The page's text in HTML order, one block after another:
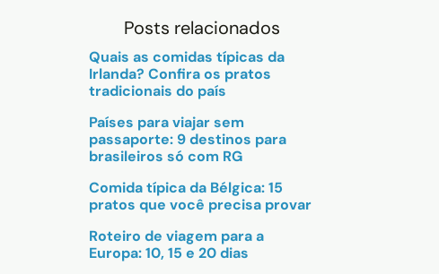
Posts relacionados
Quais as comidas típicas da
Irlanda? Confira os pratos
tradicionais do país
Países para viajar sem
passaporte: 9 destinos para
brasileiros só com RG
Comida típica da Bélgica: 15
pratos que você precisa provar
Roteiro de viagem para a
Europa: 10, 15 e 20 dias